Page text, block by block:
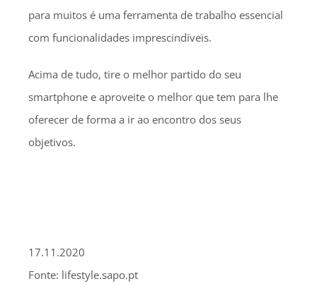
para muitos é uma ferramenta de trabalho essencial
com funcionalidades imprescindíveis.
Acima de tudo, tire o melhor partido do seu
smartphone e aproveite o melhor que tem para lhe
oferecer de forma a ir ao encontro dos seus
objetivos.
17.11.2020
Fonte: lifestyle.sapo.pt